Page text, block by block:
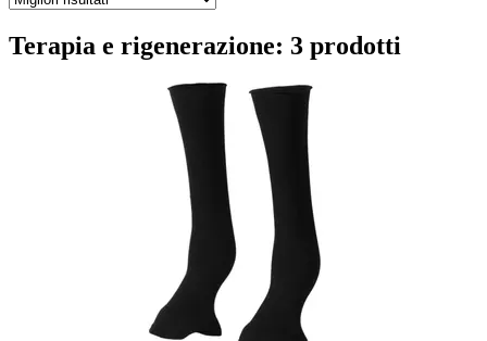
Terapia e rigenerazione: 3 prodotti